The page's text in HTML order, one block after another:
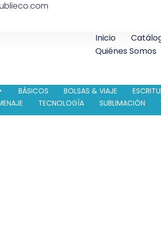
Inicio
Quiénes Somos
BÁSICOS BOLSAS & VIAJE
TECNOLOGÍA SUBLIMACIÓN